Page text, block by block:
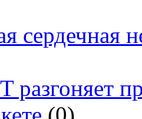
сердечная
разгоняет